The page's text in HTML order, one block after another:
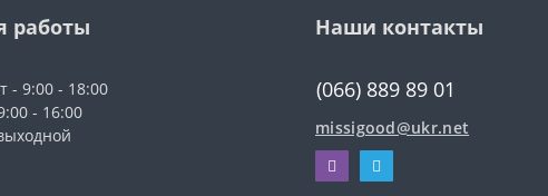
работы
- 9:00 - 18:00
- 16:00
Наши контакты
(066) 889 89 01
missigood@ukr.net